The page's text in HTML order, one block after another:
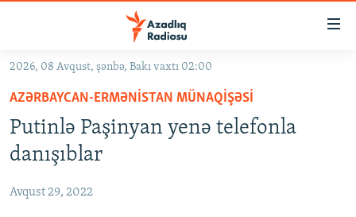
Əsas
qayıt
Əsas
naviqasiyaya
qayıt
#İZAHLA
KORRUPSIOMETR
#ƏSLINDƏ
FƏRQƏ BAX
2026, 08 Avqust, şənbə, Bakı vaxtı 02:00
AZƏRBAYCAN-ERMƏNISTAN MÜNAQIŞƏSI
Putinlə Paşinyan yenə telefonla
danışıblar
Avqust 29, 2022